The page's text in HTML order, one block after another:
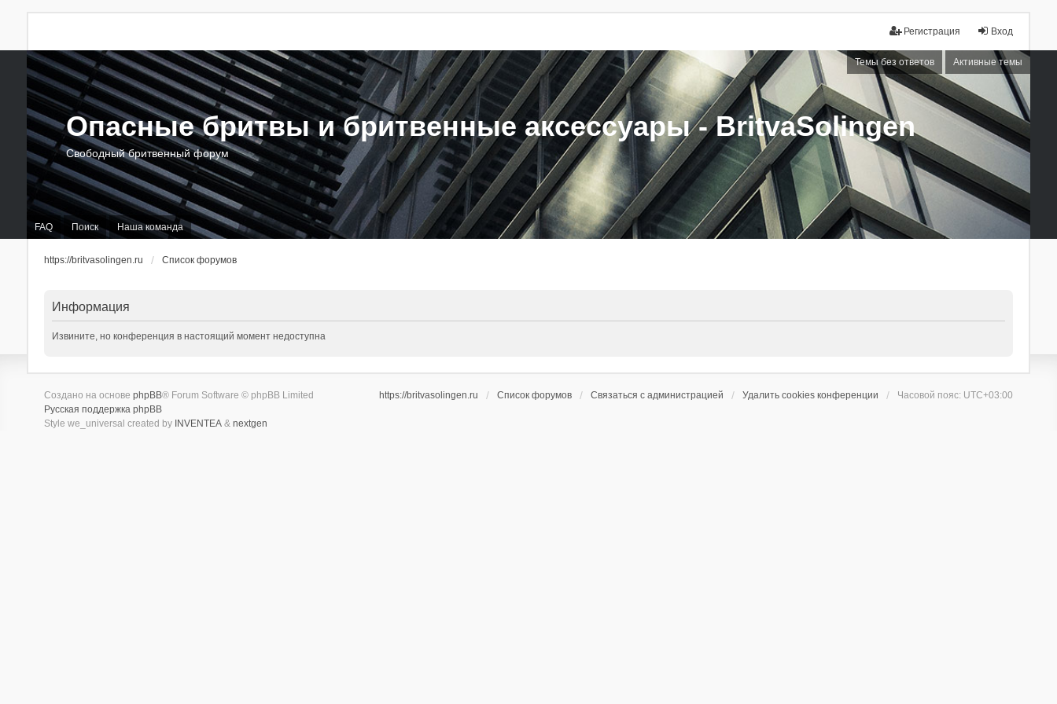
Вход
Регистрация
Темы без ответов Активные темы
FAQ Поиск Наша команда
Опасные бритвы и бритвенные аксессуары - BritvaSolingen
Свободный бритвенный форум
https://britvasolingen.ru Список форумов
Информация
Извините, но конференция в настоящий момент недоступна
https://britvasolingen.ru Список форумов Связаться с администрацией Удалить cookies конференции Часовой пояс: UTC+03:00
Создано на основе phpBB® Forum Software © phpBB Limited
Русская поддержка phpBB
Style we_universal created by INVENTEA& nextgen